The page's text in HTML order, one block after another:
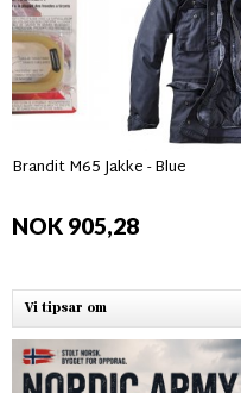
Brandit M65 Jakke - Blue
NOK 905,28
Vi tipsar om